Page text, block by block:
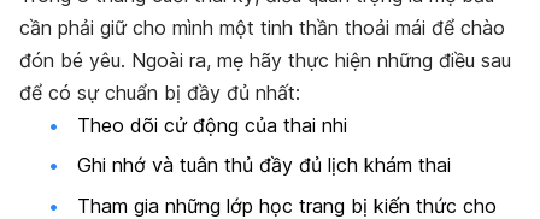
cần phải giữ cho mình một tinh thần thoải mái để chào
đón bé yêu. Ngoài ra, mẹ hãy thực hiện những điều sau
để có sự chuẩn bị đầy đủ nhất:
Theo dõi cử động của thai nhi
Ghi nhớ và tuân thủ đầy đủ lịch khám thai
Tham gia những lớp học trang bị kiến thức cho